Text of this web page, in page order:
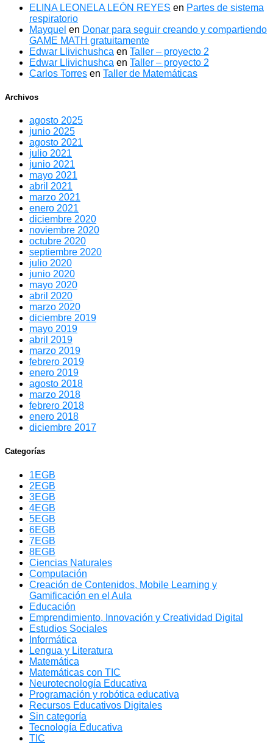
ELINA LEONELA LEÓN REYES en Partes de sistema
respiratorio
Mayquel en Donar para seguir creando y compartiendo
GAME MATH gratuitamente
Edwar Llivichushca en Taller – proyecto 2
Edwar Llivichushca en Taller – proyecto 2
Carlos Torres en Taller de Matemáticas
Archivos
agosto 2025
junio 2025
agosto 2021
julio 2021
junio 2021
mayo 2021
abril 2021
marzo 2021
enero 2021
diciembre 2020
noviembre 2020
octubre 2020
septiembre 2020
julio 2020
junio 2020
mayo 2020
abril 2020
marzo 2020
diciembre 2019
mayo 2019
abril 2019
marzo 2019
febrero 2019
enero 2019
agosto 2018
marzo 2018
febrero 2018
enero 2018
diciembre 2017
Categorías
1EGB
2EGB
3EGB
4EGB
5EGB
6EGB
7EGB
8EGB
Ciencias Naturales
Computación
Creación de Contenidos, Mobile Learning y
Gamificación en el Aula
Educación
Emprendimiento, Innovación y Creatividad Digital
Estudios Sociales
Informática
Lengua y Literatura
Matemática
Matemáticas con TIC
Neurotecnología Educativa
Programación y robótica educativa
Recursos Educativos Digitales
Sin categoría
Tecnología Educativa
TIC